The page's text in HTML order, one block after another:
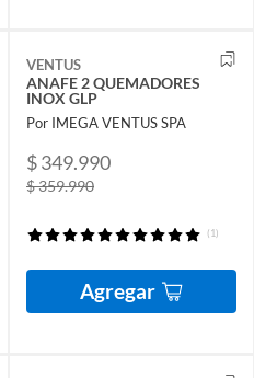
VENTUS
ANAFE 2 QUEMADORES
INOX GLP
Por IMEGA VENTUS SPA
$ 349.990
$ 359.990
(1)
Agregar